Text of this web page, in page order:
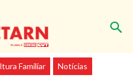
Familiar Notícias